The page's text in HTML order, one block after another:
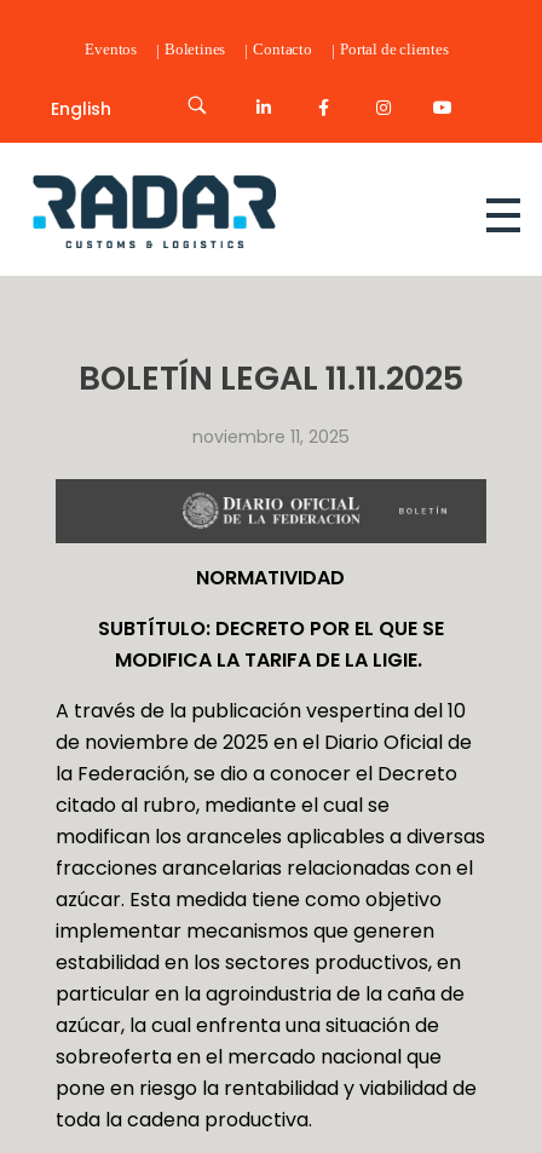
Eventos Boletines Contacto Portal de clientes
English
Radar Customs & Logistics
BOLETÍN LEGAL 11.11.2025
noviembre 11, 2025
NORMATIVIDAD
SUBTÍTULO: DECRETO POR EL QUE SE
MODIFICA LA TARIFA DE LA LIGIE.
A través de la publicación vespertina del 10
de noviembre de 2025 en el Diario Oficial de
la Federación, se dio a conocer el Decreto
citado al rubro, mediante el cual se
modifican los aranceles aplicables a diversas
fracciones arancelarias relacionadas con el
azúcar. Esta medida tiene como objetivo
implementar mecanismos que generen
estabilidad en los sectores productivos, en
particular en la agroindustria de la caña de
azúcar, la cual enfrenta una situación de
sobreoferta en el mercado nacional que
pone en riesgo la rentabilidad y viabilidad de
toda la cadena productiva.